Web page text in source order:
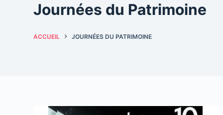
Journées du Patrimoine
ACCUEIL JOURNÉES DU PATRIMOINE